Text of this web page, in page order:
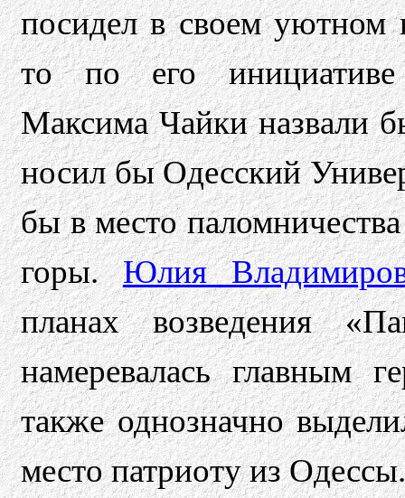
посидел в своем уютном
то по его
Максима Чайки назвали
носил бы Одесский
бы в место
горы.Юлия
планах возведения
намеревалась главным
также однозначно
место патриоту из Одессы.